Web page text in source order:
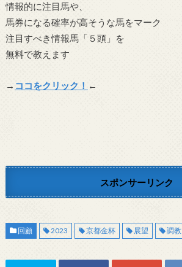
情報的に注目馬や、
馬券になる確率が高そうな馬をマーク
注目すべき情報馬「５頭」を
無料で教えます
→ ココをクリック！ ←
スポンサーリンク
回顧 2023 京都金杯 展望 調教